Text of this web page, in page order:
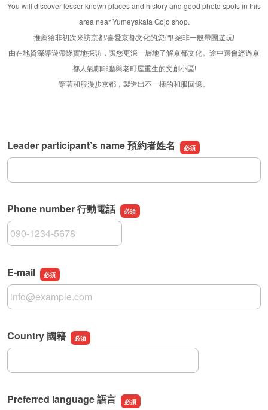
You will discover lesser-known places and history and good photo spots in this
area near Yumeyakata Gojo shop.
推薦給非初次來訪京都/喜愛京都文化的您們! 絕非一般帶團遊玩!
由在地資深導遊帶隊實地探訪，讓您更深一層地了解京都文化。途中還會經過京
都人氣咖啡廳與老町屋重生的文創小區!
穿著和服漫步京都，製造出不一樣的和服回憶。
Leader participant’s name 預約者姓名
Leader participant’s name 預約者姓名
Phone number 行動電話
Phone number 行動電話
E-mail
E-mail
Country 國籍
Country 國籍
Preferred language 語言